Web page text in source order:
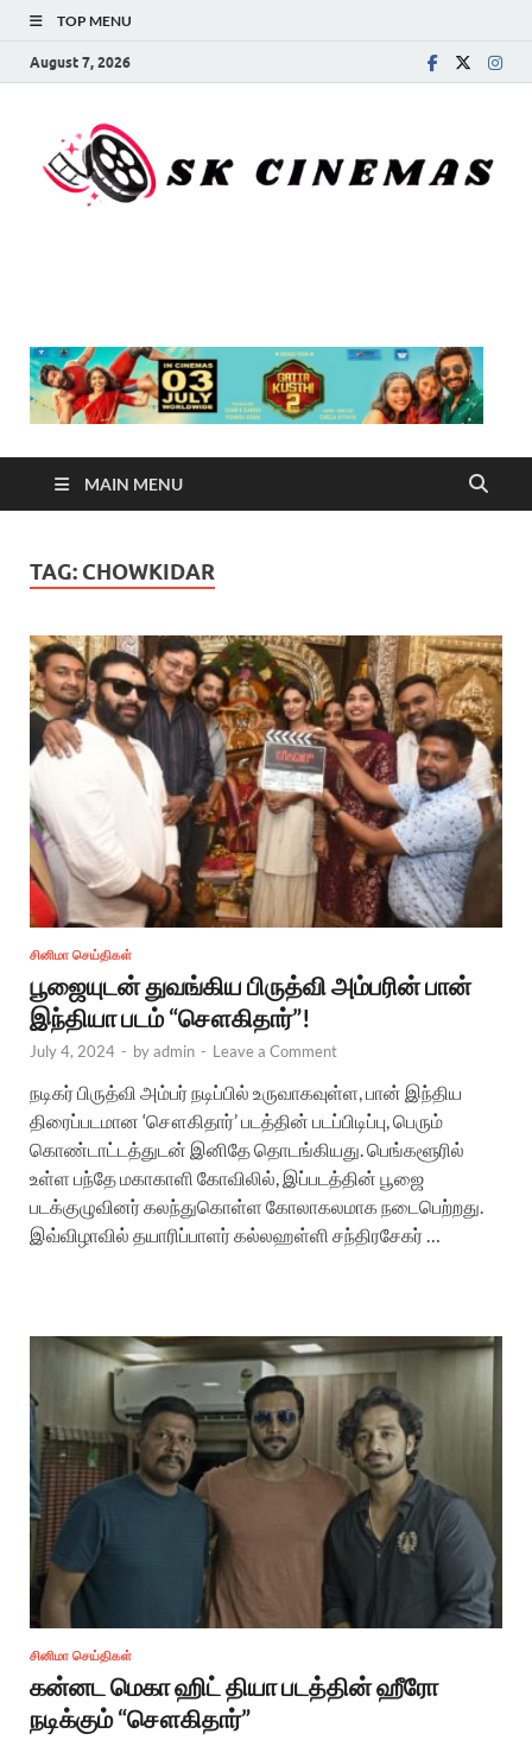
TOP MENU
August 7, 2026
MAIN MENU
TAG: CHOWKIDAR
சினிமா செய்திகள்
பூஜையுடன் துவங்கிய பிருத்வி அம்பரின் பான்
இந்தியா படம் “சௌகிதார்”!
July 4, 2024 - byadmin - Leave a Comment
நடிகர் பிருத்வி அம்பர் நடிப்பில் உருவாகவுள்ள, பான் இந்திய
திரைப்படமான ‘சௌகிதார்’ படத்தின் படப்பிடிப்பு, பெரும்
கொண்டாட்டத்துடன் இனிதே தொடங்கியது. பெங்களூரில்
உள்ள பந்தே மகாகாளி கோவிலில், இப்படத்தின் பூஜை
படக்குழுவினர் கலந்துகொள்ள கோலாகலமாக நடைபெற்றது.
இவ்விழாவில் தயாரிப்பாளர் கல்லஹள்ளி சந்திரசேகர் …
சினிமா செய்திகள்
கன்னட மெகா ஹிட் தியா படத்தின் ஹீரோ
நடிக்கும் “சௌகிதார்”